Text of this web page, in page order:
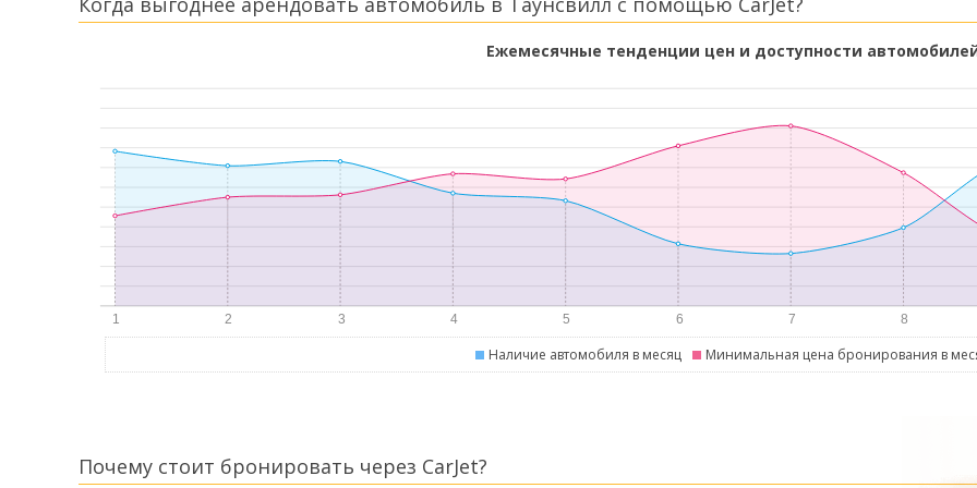
Ежемесячные тенденции цен и доступности
Наличие автомобиля в месяц Минимальная цена бронирования в
Почему стоит бронировать через CarJet?